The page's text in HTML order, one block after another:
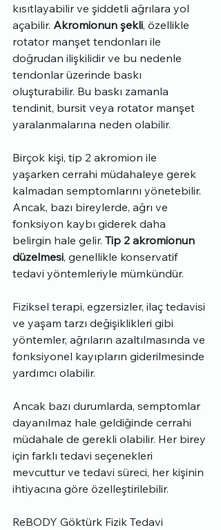
kısıtlayabilir ve şiddetli ağrılara yol
açabilir. Akromionun şekli, özellikle
rotator manşet tendonları ile
doğrudan ilişkilidir ve bu nedenle
tendonlar üzerinde baskı
oluşturabilir. Bu baskı zamanla
tendinit, bursit veya rotator manşet
yaralanmalarına neden olabilir.
Birçok kişi, tip 2 akromion ile
yaşarken cerrahi müdahaleye gerek
kalmadan semptomlarını yönetebilir.
Ancak, bazı bireylerde, ağrı ve
fonksiyon kaybı giderek daha
belirgin hale gelir. Tip 2 akromionun
düzelmesi, genellikle konservatif
tedavi yöntemleriyle mümkündür.
Fiziksel terapi, egzersizler, ilaç tedavisi
ve yaşam tarzı değişiklikleri gibi
yöntemler, ağrıların azaltılmasında ve
fonksiyonel kayıpların giderilmesinde
yardımcı olabilir.
Ancak bazı durumlarda, semptomlar
dayanılmaz hale geldiğinde cerrahi
müdahale de gerekli olabilir. Her birey
için farklı tedavi seçenekleri
mevcuttur ve tedavi süreci, her kişinin
ihtiyacına göre özelleştirilebilir.
ReBODY Göktürk Fizik Tedavi